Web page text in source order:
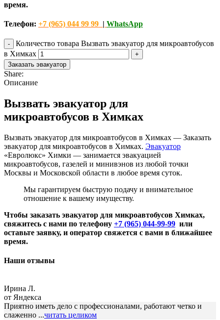
время.
Телефон: +7 (965) 044 99 99 | WhatsApp
Количество товара Вызвать эвакуатор для микроавтобусов
в Химках
Заказать эвакуатор
Share:
Описание
Вызвать эвакуатор для
микроавтобусов в Химках
Вызвать эвакуатор для микроавтобусов в Химках — Заказать
эвакуатор для микроавтобусов в Химках. Эвакуатор
«Евролюкс» Химки — занимается эвакуацией
микроавтобусов, газелей и минивэнов из любой точки
Москвы и Московской области в любое время суток.
Мы гарантируем быструю подачу и внимательное
отношение к вашему имуществу.
Чтобы заказать эвакуатор для микроавтобусов Химках,
свяжитесь с нами по телефону +7 (965) 044-99-99 или
оставьте заявку, и оператор свяжется с вами в ближайшее
время.
Наши отзывы
Ирина Л.
от Яндекса
Приятно иметь дело с профессионалами, работают четко и
слаженно ...читать целиком